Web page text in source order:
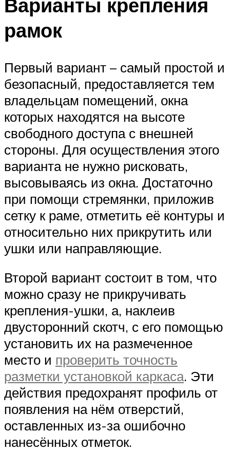
рамок
Первый вариант – самый простой и
безопасный, предоставляется тем
владельцам помещений, окна
которых находятся на высоте
свободного доступа с внешней
стороны. Для осуществления этого
варианта не нужно рисковать,
высовываясь из окна. Достаточно
при помощи стремянки, приложив
сетку к раме, отметить её контуры и
относительно них прикрутить или
ушки или направляющие.
Второй вариант состоит в том, что
можно сразу не прикручивать
крепления-ушки, а, наклеив
двусторонний скотч, с его помощью
установить их на размеченное
место и проверить точность
разметки установкой каркаса. Эти
действия предохранят профиль от
появления на нём отверстий,
оставленных из-за ошибочно
нанесённых отметок.